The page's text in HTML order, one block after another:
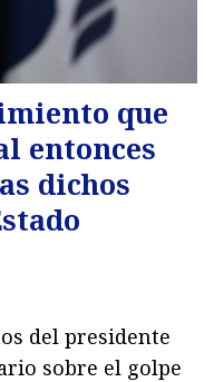
que
entonces
dichos
del presidente
sobre el golpe